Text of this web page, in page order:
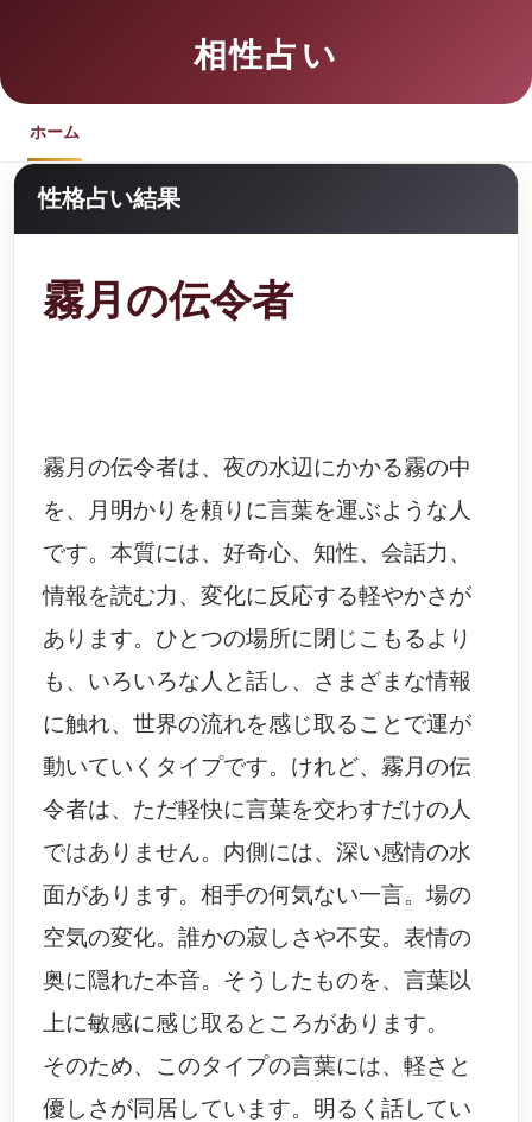
相性占い
ホーム
性格占い結果
霧月の伝令者
霧月の伝令者は、夜の水辺にかかる霧の中
を、月明かりを頼りに言葉を運ぶような人
です。本質には、好奇心、知性、会話力、
情報を読む力、変化に反応する軽やかさが
あります。ひとつの場所に閉じこもるより
も、いろいろな人と話し、さまざまな情報
に触れ、世界の流れを感じ取ることで運が
動いていくタイプです。けれど、霧月の伝
令者は、ただ軽快に言葉を交わすだけの人
ではありません。内側には、深い感情の水
面があります。相手の何気ない一言。場の
空気の変化。誰かの寂しさや不安。表情の
奥に隠れた本音。そうしたものを、言葉以
上に敏感に感じ取るところがあります。
そのため、このタイプの言葉には、軽さと
優しさが同居しています。明るく話してい